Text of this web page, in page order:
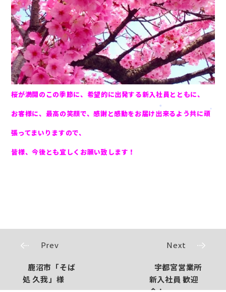
桜が満開のこの季節に、希望的に出発する新入社員とともに、
お客様に、最高の笑顔で、感謝と感動をお届け出来るよう共に頑
張ってまいりますので、
皆様、今後とも宜しくお願い致します！
Prev
鹿沼市「そば
処 久我」様
Next
宇都宮営業所
新入社員 歓迎